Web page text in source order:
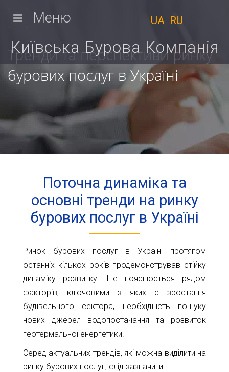
КИЇВСЬКА
КОМПАНІЯ
Фізичним
особам
Юридичним
особам
Розрахунок
вартості
глибин
Новини
Статті
Відгуки
Контакти
працюємо
Сб.
Нд.
Адреса:
м.Київ
вул.
Велика
Окружна,
4
гіпермаркету
Ашан)
Меню
Київська Бурова Компанія
UA RU
Тренди та перспективи ринку
бурових послуг в Україні
Поточна динаміка та
основні тренди на ринку
бурових послуг в Україні
Ринок бурових послуг в Україні протягом
останніх кількох років продемонстрував стійку
динаміку розвитку. Це пояснюється рядом
факторів, ключовими з яких є зростання
будівельного сектора, необхідність пошуку
нових джерел водопостачання та розвиток
геотермальної енергетики.
Серед актуальних трендів, які можна виділити на
ринку бурових послуг, слід зазначити: